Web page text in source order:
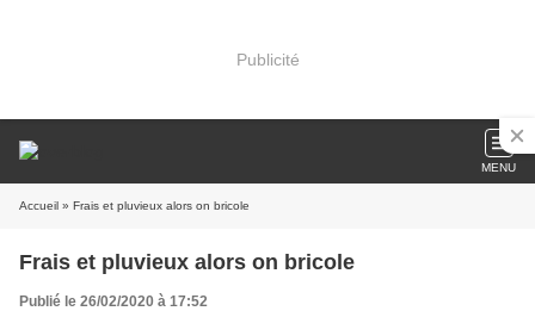
Publicité
MENU
Accueil » Frais et pluvieux alors on bricole
Frais et pluvieux alors on bricole
Publié le 26/02/2020 à 17:52